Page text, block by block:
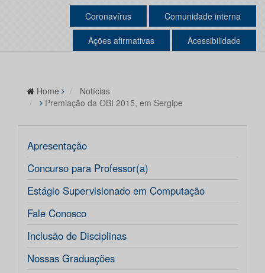
Coronavírus Comunidade interna
Ações afirmativas Acessibilidade
Home
Notícias
Premiação da OBI 2015, em Sergipe
Apresentação
Concurso para Professor(a)
Estágio Supervisionado em Computação
Fale Conosco
Inclusão de Disciplinas
Nossas Graduações